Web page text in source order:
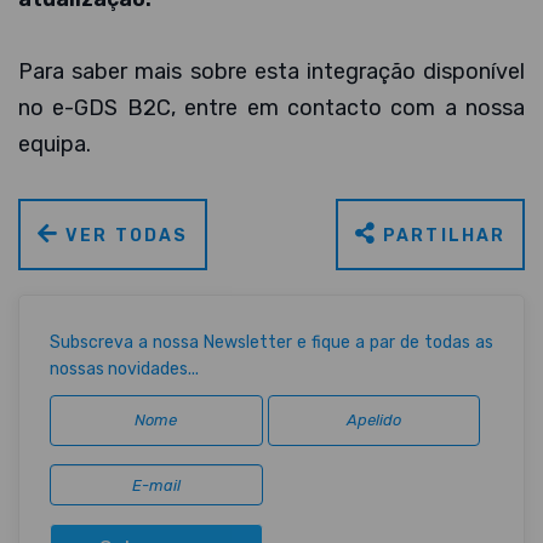
Para saber mais sobre esta integração disponível
no e-GDS B2C, entre em contacto com a nossa
equipa.
VER TODAS PARTILHAR
Subscreva a nossa Newsletter e fique a par de todas as
nossas novidades...